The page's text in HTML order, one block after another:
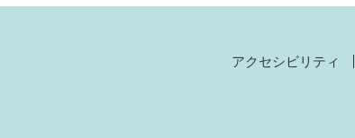
アクセシビリティ